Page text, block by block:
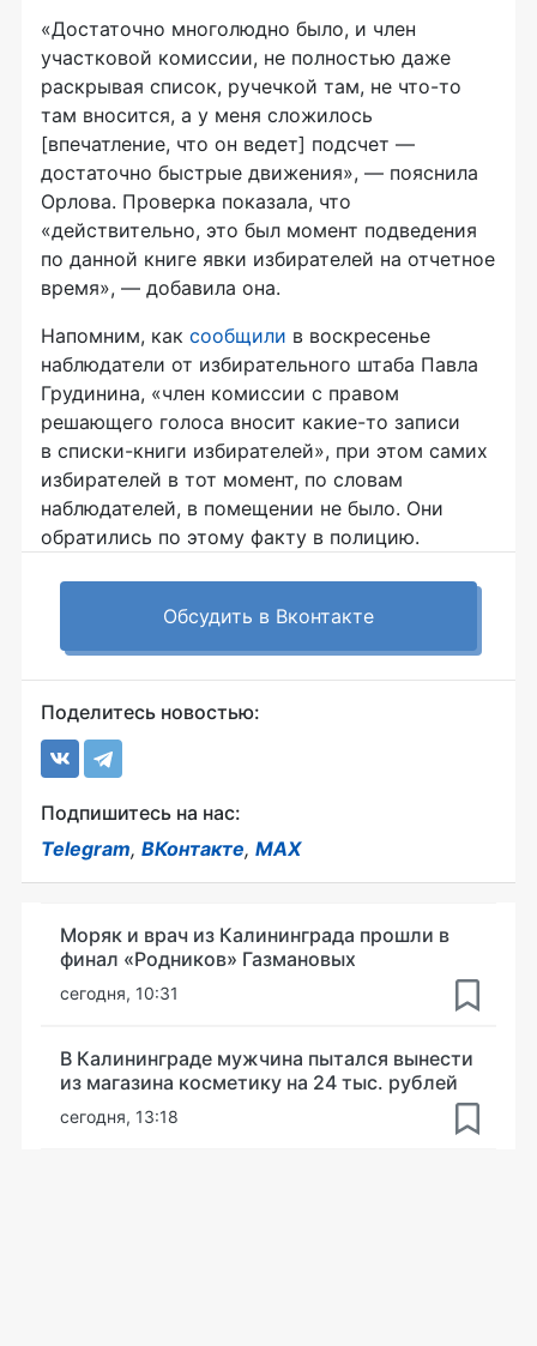
«Достаточно многолюдно было, и член
участковой комиссии, не полностью даже
раскрывая список, ручечкой там, не что-то
там вносится, а у меня сложилось
[впечатление, что он ведет] подсчет —
достаточно быстрые движения», — пояснила
Орлова. Проверка показала, что
«действительно, это был момент подведения
по данной книге явки избирателей на отчетное
время», — добавила она.
Напомним, как сообщили в воскресенье
наблюдатели от избирательного штаба Павла
Грудинина, «член комиссии с правом
решающего голоса вносит какие-то записи
в списки-книги избирателей», при этом самих
избирателей в тот момент, по словам
наблюдателей, в помещении не было. Они
обратились по этому факту в полицию.
Обсудить в Вконтакте
Поделитесь новостью:
Подпишитесь на нас:
Telegram, ВКонтакте, MAX
Моряк и врач из Калининграда прошли в
финал «Родников» Газмановых
сегодня, 10:31
В Калининграде мужчина пытался вынести
из магазина косметику на 24 тыс. рублей
сегодня, 13:18